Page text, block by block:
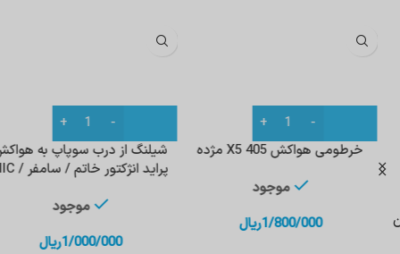
خرطومی هواکش 405 X5 مژده
موجود
1/800/000ریال
شیلنگ از درب سوپاپ به هواکش
پراید انژکتور خاتم / سامفر / HIC
موجود
1/000/000ریال